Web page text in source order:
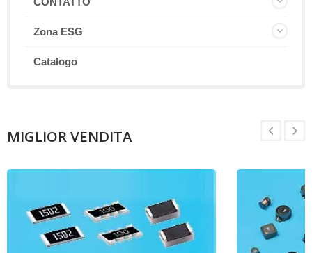
Zona ESG
Catalogo
MIGLIOR VENDITA